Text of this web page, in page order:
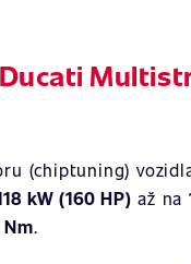
(chiptuning)
kW (160 HP) až na
Nm.